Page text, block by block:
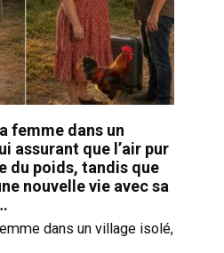
femme dans un
assurant que l’air pur
du poids, tandis que
nouvelle vie avec sa
dans un village isolé,